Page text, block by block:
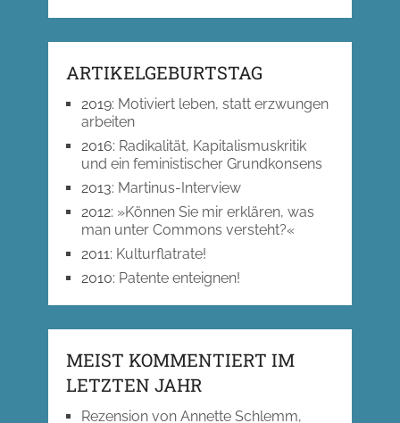
ARTIKELGEBURTSTAG
2019: Motiviert leben, statt erzwungen
arbeiten
2016: Radikalität, Kapitalismuskritik
und ein feministischer Grundkonsens
2013: Martinus-Interview
2012: »Können Sie mir erklären, was
man unter Commons versteht?«
2011: Kulturflatrate!
2010: Patente enteignen!
MEIST KOMMENTIERT IM
LETZTEN JAHR
Rezension von Annette Schlemm,